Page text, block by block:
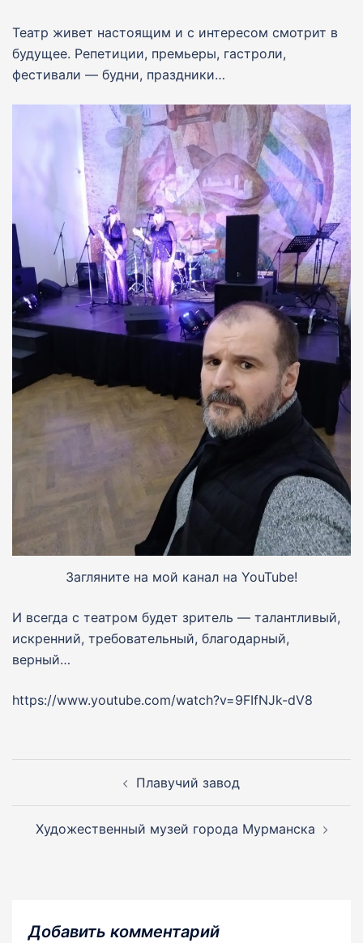
Театр живет настоящим и с интересом смотрит в
будущее. Репетиции, премьеры, гастроли,
фестивали — будни, праздники…
Загляните на мой канал на YouTube!
И всегда с театром будет зритель — талантливый,
искренний, требовательный, благодарный,
верный…
https://www.youtube.com/watch?v=9FIfNJk-dV8
Навигация
записям
Плавучий завод
Художественный музей города Мурманска
Добавить комментарий